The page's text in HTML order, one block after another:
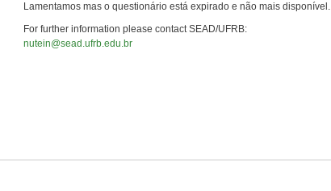
Lamentamos mas o questionário está expirado e não mais disponível.
For further information please contact SEAD/UFRB:
nutein@sead.ufrb.edu.br